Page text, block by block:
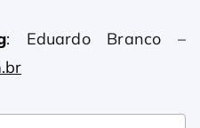
: Eduardo Branco –